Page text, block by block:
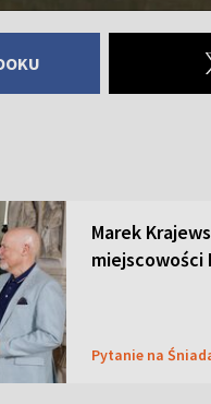
Marek
miejscowości
Pytanie na